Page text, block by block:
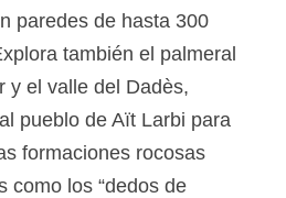
paredes de hasta 300
también el palmeral
y el valle del Dadès,
pueblo de Aït Larbi para
formaciones rocosas
como los “dedos de